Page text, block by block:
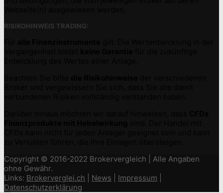
RISIKOHINWEIS TRADING:
Copyright © 2016-2022 Brokervergleich | Alle Angaben
ohne Gewähr.
Links: Brokerverglei.ch News Impressum
Datenschutzerklärung